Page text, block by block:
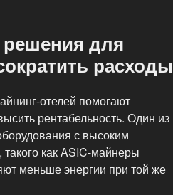
для
расходы
отелей помогают
рентабельность. Один из
с высоким
как ASIC-майнеры
меньше энергии при той же